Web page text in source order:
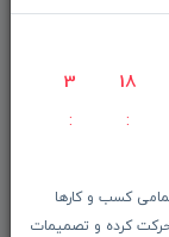
3 18
کسب و کارها
حرکت کرده و تصمیمات